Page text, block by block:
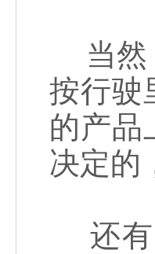
当然
按行驶
的产品
决定的
还有